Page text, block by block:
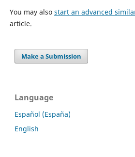
You may also start an advanced
article.
Make a Submission
Language
Español (España)
English